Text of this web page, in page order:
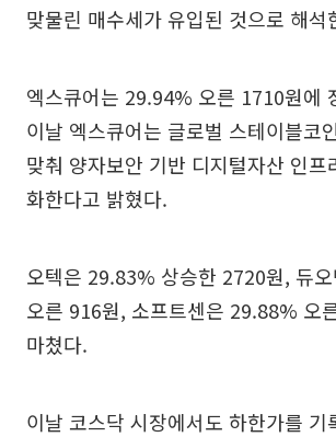
맞물린 매수세가 유입된 것으로 해석
엑스큐어는 29.94% 오른 1710원에
이날 엑스큐어는 글로벌 스테이블코
맞춰 양자보안 기반 디지털자산 인프
화한다고 밝혔다.
오텍은 29.83% 상승한 2720원, 듀
오른 916원, 소프트센은 29.88% 오
마쳤다.
이날 코스닥 시장에서도 하한가를 기